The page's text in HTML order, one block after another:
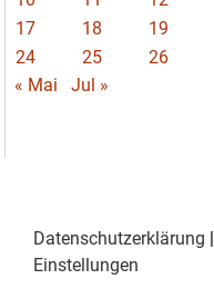
17
18 19
24
25 26
« Mai
Jul »
Datenschutzerklärung |
Einstellungen